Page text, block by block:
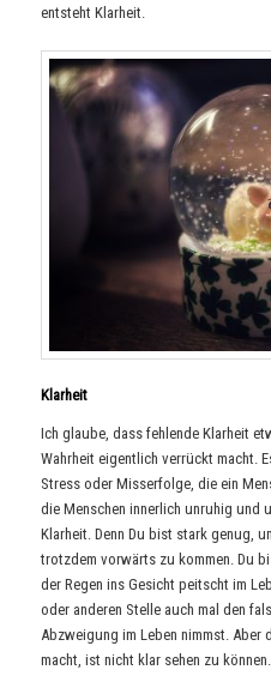
entsteht Klarheit.
Klarheit
Ich glaube, dass fehlende Klarheit
Wahrheit eigentlich verrückt macht.
Stress oder Misserfolge, die ein
die Menschen innerlich unruhig und
Klarheit. Denn Du bist stark genug,
trotzdem vorwärts zu kommen. Du
der Regen ins Gesicht peitscht im
oder anderen Stelle auch mal den
Abzweigung im Leben nimmst. Aber
macht, ist nicht klar sehen zu können.